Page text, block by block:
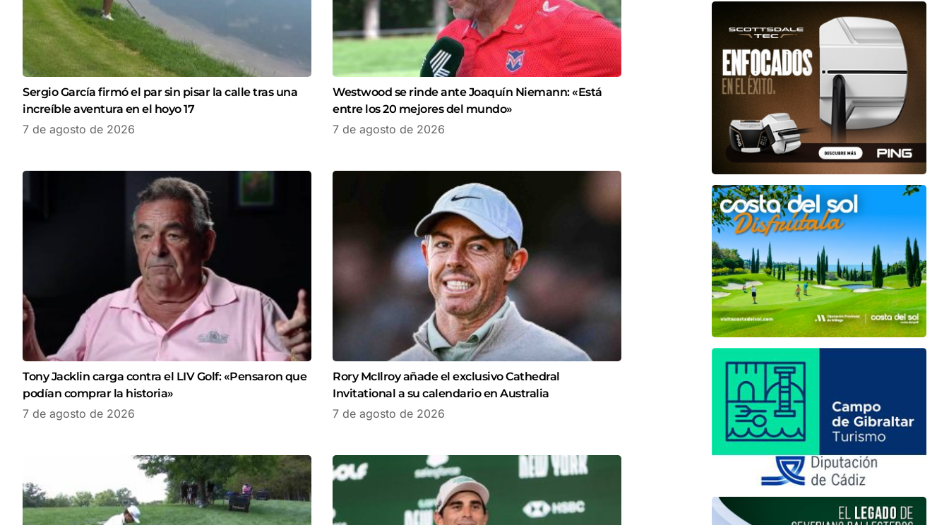
Sergio García firmó el par sin pisar la calle tras una
increíble aventura en el hoyo 17
7 de agosto de 2026
Westwood se rinde ante Joaquín Niemann: «Está
entre los 20 mejores del mundo»
7 de agosto de 2026
Tony Jacklin carga contra el LIV Golf: «Pensaron que
podían comprar la historia»
7 de agosto de 2026
Rory McIlroy añade el exclusivo Cathedral
Invitational a su calendario en Australia
7 de agosto de 2026